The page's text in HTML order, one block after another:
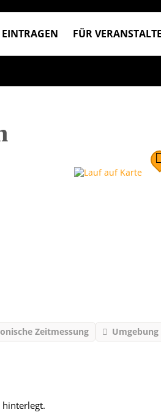
FÜR
Zeitmessung
Umgebung
hinterlegt.